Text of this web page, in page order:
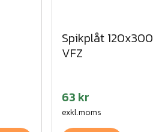
Spikplåt 120x300
VFZ
63 kr
exkl.moms